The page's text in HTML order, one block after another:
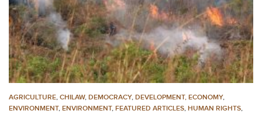
AGRICULTURE, CHILAW, DEMOCRACY, DEVELOPMENT, ECONOMY,
ENVIRONMENT, ENVIRONMENT, FEATURED ARTICLES, HUMAN RIGHTS,